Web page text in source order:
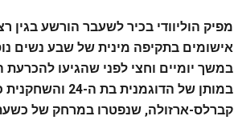
מפיק הוליוודי בכיר לשעבר הורשע
אישומים בתקיפה מינית של שבע נשים
קברלס-ארזולה, שנפטרו במרחק של כשעתיים ו-13